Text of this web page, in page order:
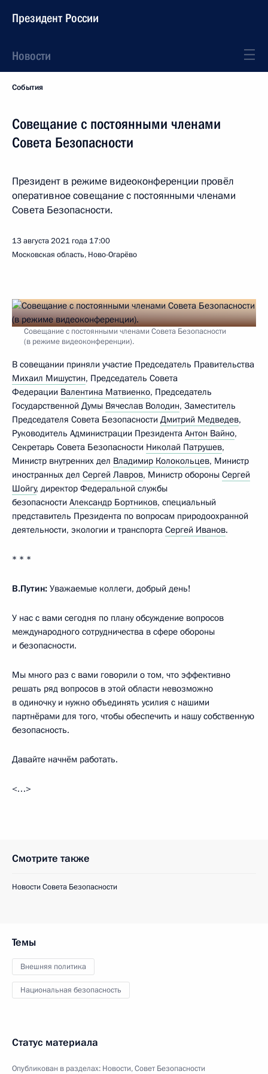
Президент России
Новости
События
Совещание с постоянными членами
Совета Безопасности
Президент в режиме видеоконференции провёл
оперативное совещание с постоянными членами
Совета Безопасности.
13 августа 2021 года 17:00
Московская область, Ново-Огарёво
Совещание с постоянными членами Совета Безопасности
(в режиме видеоконференции).
В совещании приняли участие Председатель Правительства
Михаил Мишустин, Председатель Совета
Федерации Валентина Матвиенко, Председатель
Государственной Думы Вячеслав Володин, Заместитель
Председателя Совета Безопасности Дмитрий Медведев,
Руководитель Администрации Президента Антон Вайно,
Секретарь Совета Безопасности Николай Патрушев,
Министр внутренних дел Владимир Колокольцев, Министр
иностранных дел Сергей Лавров, Министр обороны Сергей
Шойгу, директор Федеральной службы
безопасности Александр Бортников, специальный
представитель Президента по вопросам природоохранной
деятельности, экологии и транспорта Сергей Иванов.
* * *
В.Путин: Уважаемые коллеги, добрый день!
У нас с вами сегодня по плану обсуждение вопросов
международного сотрудничества в сфере обороны
и безопасности.
Мы много раз с вами говорили о том, что эффективно
решать ряд вопросов в этой области невозможно
в одиночку и нужно объединять усилия с нашими
партнёрами для того, чтобы обеспечить и нашу собственную
безопасность.
Давайте начнём работать.
<…>
Смотрите также
Новости Совета Безопасности
Темы
Внешняя политика
Национальная безопасность
Статус материала
Опубликован в разделах: Новости,Совет Безопасности